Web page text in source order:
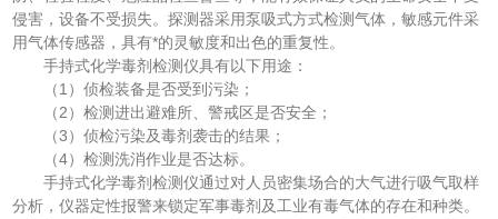
侵害，设备不受损失。探测器采用泵吸式方式检测气体，敏感元件采
用气体传感器，具有*的灵敏度和出色的重复性。
手持式化学毒剂检测仪具有以下用途：
（1）侦检装备是否受到污染；
（2）检测进出避难所、警戒区是否安全；
（3）侦检污染及毒剂袭击的结果；
（4）检测洗消作业是否达标。
手持式化学毒剂检测仪通过对人员密集场合的大气进行吸气取样
分析，仪器定性报警来锁定军事毒剂及工业有毒气体的存在和种类。